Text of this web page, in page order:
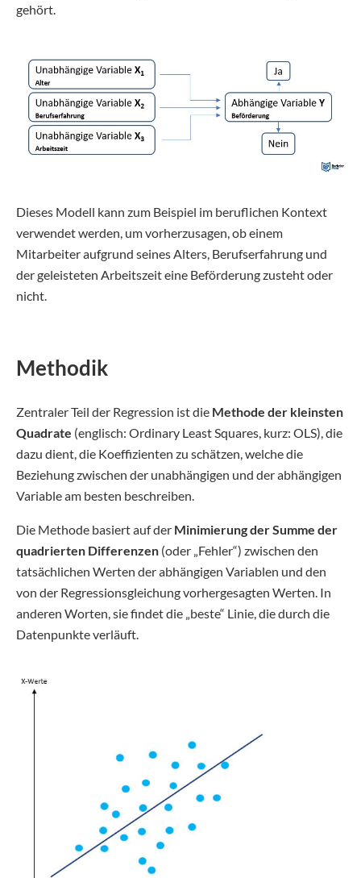
gehört.
Dieses Modell kann zum Beispiel im beruflichen Kontext
verwendet werden, um vorherzusagen, ob einem
Mitarbeiter aufgrund seines Alters, Berufserfahrung und
der geleisteten Arbeitszeit eine Beförderung zusteht oder
nicht.
Methodik
Zentraler Teil der Regression ist die Methode der kleinsten
Quadrate (englisch: Ordinary Least Squares, kurz: OLS), die
dazu dient, die Koeffizienten zu schätzen, welche die
Beziehung zwischen der unabhängigen und der abhängigen
Variable am besten beschreiben.
Die Methode basiert auf der Minimierung der Summe der
quadrierten Differenzen (oder „Fehler“) zwischen den
tatsächlichen Werten der abhängigen Variablen und den
von der Regressionsgleichung vorhergesagten Werten. In
anderen Worten, sie findet die „beste“ Linie, die durch die
Datenpunkte verläuft.